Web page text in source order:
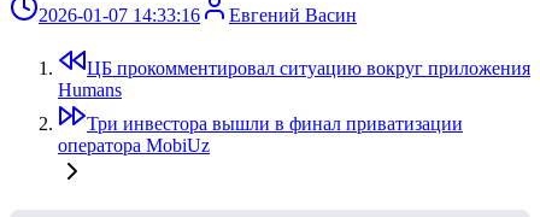
2026-01-07 14:33:16
Евгений Васин
ЦБ прокомментировал ситуацию вокруг приложения
Humans
Три инвестора вышли в финал приватизации
оператора MobiUz